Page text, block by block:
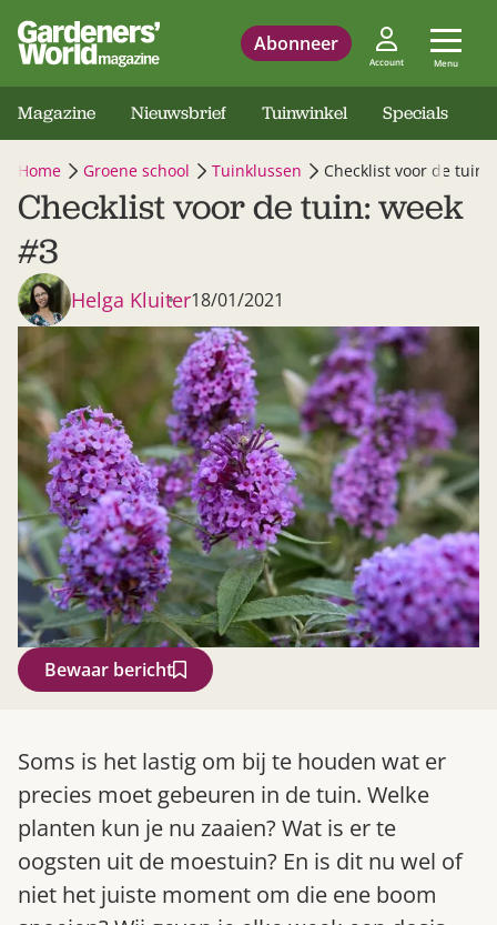
Abonneer
Account Menu
Magazine Nieuwsbrief Tuinwinkel Specials
Home Groene school Tuinklussen Checklist voor de tuin:
Checklist voor de tuin: week
#3
Helga Kluiter18/01/2021
Bewaar bericht
Soms is het lastig om bij te houden wat er
precies moet gebeuren in de tuin. Welke
planten kun je nu zaaien? Wat is er te
oogsten uit de moestuin? En is dit nu wel of
niet het juiste moment om die ene boom